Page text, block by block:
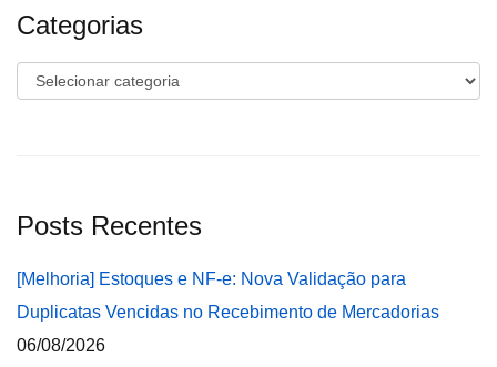
Categorias
Categorias
Posts Recentes
[Melhoria] Estoques e NF-e: Nova Validação para
Duplicatas Vencidas no Recebimento de Mercadorias
06/08/2026